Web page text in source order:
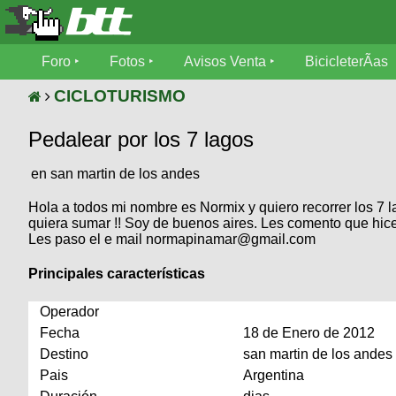
Foro
MecÃ¡nica
Fotos
tu foto
Galeria
Bicicletas
Viajes
Dirt
Avisos
SUBÃ
tu
aviso
Buscar
Ultimos
Fotos
BicicleterÃ­
as
Bicicletas
Bicicletas
Tandem
Videos
Cicloturismo
Foro Fotos Avisos Venta BicicleterÃ­as
CICLOTURISMO
Pedalear por los 7 lagos
en san martin de los andes
Hola a todos mi nombre es Normix y quiero recorrer los
quiera sumar !! Soy de buenos aires. Les comento que
Les paso el e mail normapinamar@gmail.com
Principales características
Operador
Fecha
18 de Enero de 2012
Destino
san martin de los andes
Pais
Argentina